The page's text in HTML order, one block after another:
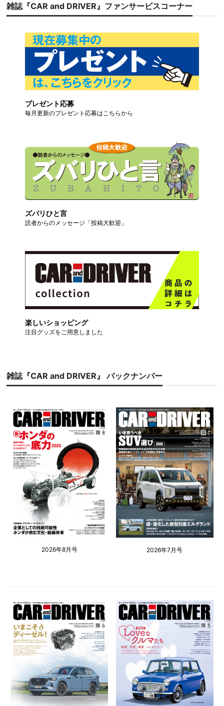
雑誌『CAR and DRIVER』ファンサービスコーナー
プレゼント応募
毎月更新のプレゼント応募はこちらから
ズバリひと言
読者からのメッセージ「投稿大歓迎」
楽しいショッピング
注目グッズをご用意しました
雑誌『CAR and DRIVER』 バックナンバー
2026年8月号 2026年7月号